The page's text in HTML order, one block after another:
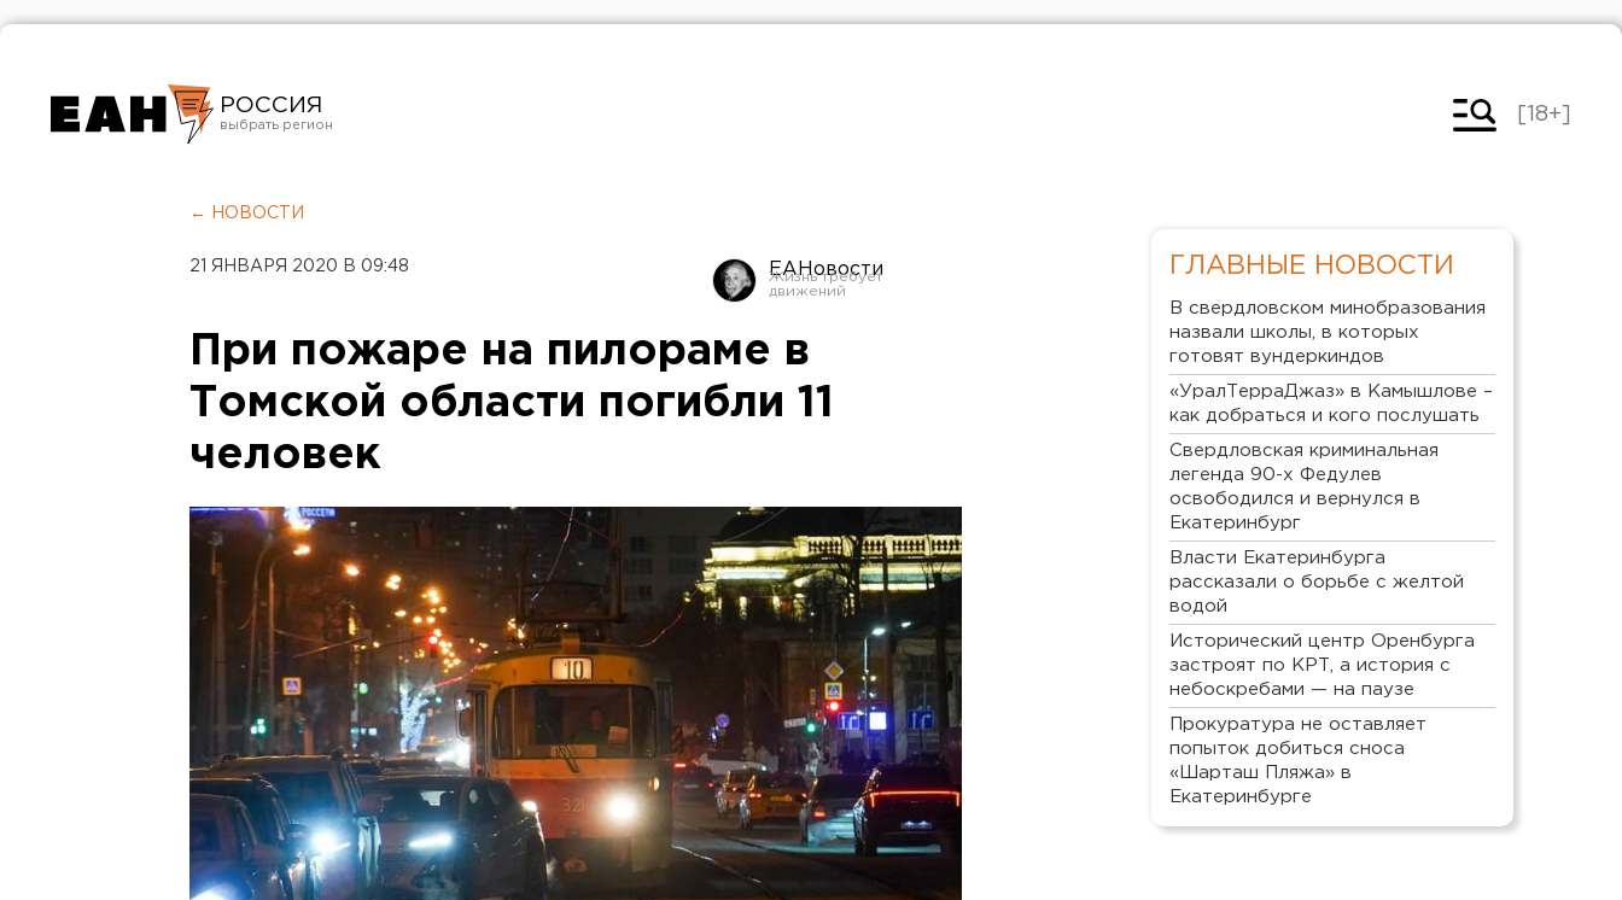
РОССИЯ
Челябинск
[18+]
← НОВОСТИ
21 ЯНВАРЯ 2020 В 09:48 ЕАНовости
При пожаре на пилораме в
Томской области погибли 11
человек
ГЛАВНЫЕ НОВОСТИ
В свердловском минобразования
назвали школы, в которых
готовят вундеркиндов
«УралТерраДжаз» в Камышлове –
как добраться и кого послушать
Свердловская криминальная
легенда 90-х Федулев
освободился и вернулся в
Екатеринбург
Власти Екатеринбурга
рассказали о борьбе с желтой
водой
Исторический центр Оренбурга
застроят по КРТ, а история с
небоскребами — на паузе
Прокуратура не оставляет
попыток добиться сноса
«Шарташ Пляжа» в
Екатеринбурге